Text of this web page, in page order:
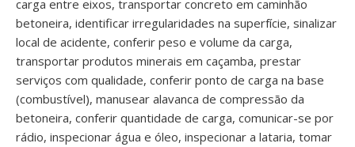
carga entre eixos, transportar concreto em caminhão
betoneira, identificar irregularidades na superfície, sinalizar
local de acidente, conferir peso e volume da carga,
transportar produtos minerais em caçamba, prestar
serviços com qualidade, conferir ponto de carga na base
(combustível), manusear alavanca de compressão da
betoneira, conferir quantidade de carga, comunicar-se por
rádio, inspecionar água e óleo, inspecionar a lataria, tomar